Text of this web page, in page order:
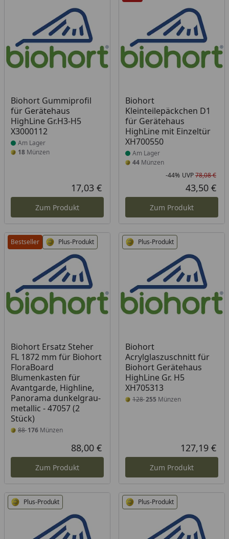
Biohort Gummiprofil
für Gerätehaus
HighLine Gr.H3-H5
X3000112
Produkt am Lager
Am Lager
18 Münzen
Aktueller Preis
17,03 €
Zum Produkt
Biohort
Kleinteilepäckchen D1
für Gerätehaus
HighLine mit Einzeltür
XH700550
Produkt am Lager
Am Lager
44Münzen
-44% UVP78,08 €
43,50 €
Zum Produkt
Bestseller Plus-Produkt
Biohort Ersatz Steher
FL 1872 mm für Biohort
FloraBoard
Blumenkasten für
Avantgarde, Highline,
Panorama dunkelgrau-
metallic - 47057 (2
Stück)
88176 Münzen
Aktueller Preis
88,00 €
Zum Produkt
Plus-Produkt
Biohort
Acrylglaszuschnitt für
Biohort Gerätehaus
HighLine Gr. H5
XH705313
128255 Münzen
127,19 €
Zum Produkt
Plus-Produkt Plus-Produkt